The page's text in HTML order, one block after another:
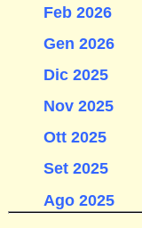
Feb 2026
Gen 2026
Dic 2025
Nov 2025
Ott 2025
Set 2025
Ago 2025